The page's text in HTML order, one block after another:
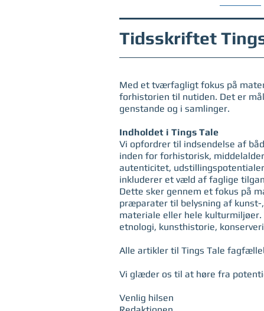
Tidsskriftet
Med et tværfagligt fokus på
forhistorien til nutiden. Det er
genstande og i samlinger.
Indholdet i Tings Tale
Vi opfordrer til indsendelse af
inden for forhistorisk,
autenticitet,
inkluderer et væld af faglige
Dette sker gennem et fokus på
præparater til belysning af
materiale eller hele
etnologi, kunsthistorie,
Alle artikler til Tings Tale
Vi glæder os til at høre fra
Venlig hilsen